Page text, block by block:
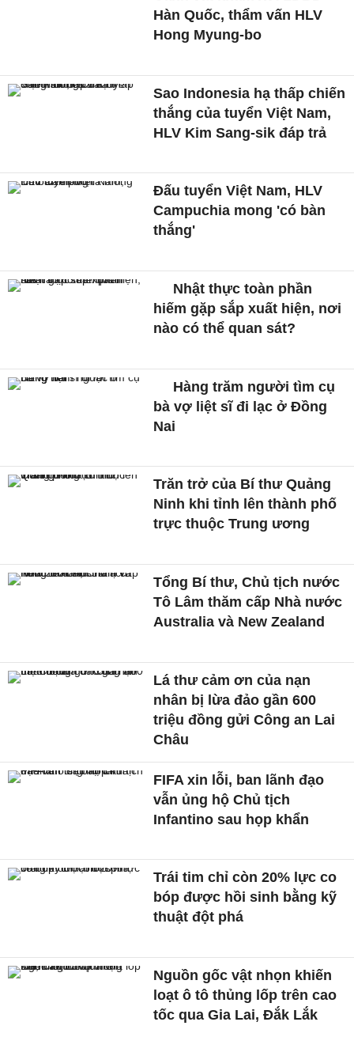
Hàn Quốc, thẩm vấn HLV
Hong Myung-bo
Sao Indonesia hạ thấp chiến
thắng của tuyển Việt Nam,
HLV Kim Sang-sik đáp trả
Đấu tuyển Việt Nam, HLV
Campuchia mong 'có bàn
thắng'
Nhật thực toàn phần
hiếm gặp sắp xuất hiện, nơi
nào có thể quan sát?
Hàng trăm người tìm cụ
bà vợ liệt sĩ đi lạc ở Đồng
Nai
Trăn trở của Bí thư Quảng
Ninh khi tỉnh lên thành phố
trực thuộc Trung ương
Tổng Bí thư, Chủ tịch nước
Tô Lâm thăm cấp Nhà nước
Australia và New Zealand
Lá thư cảm ơn của nạn
nhân bị lừa đảo gần 600
triệu đồng gửi Công an Lai
Châu
FIFA xin lỗi, ban lãnh đạo
vẫn ủng hộ Chủ tịch
Infantino sau họp khẩn
Trái tim chỉ còn 20% lực co
bóp được hồi sinh bằng kỹ
thuật đột phá
Nguồn gốc vật nhọn khiến
loạt ô tô thủng lốp trên cao
tốc qua Gia Lai, Đắk Lắk